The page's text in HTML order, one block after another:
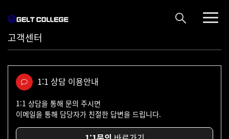
고객센터
1:1 상담 이용안내
1:1 상담을 통해 문의 주시면
이메일을 통해 담당자가 친절한 답변을 드립니다.